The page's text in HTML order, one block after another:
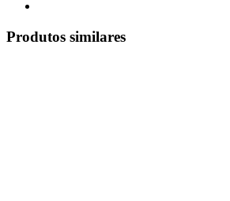
Produtos similares